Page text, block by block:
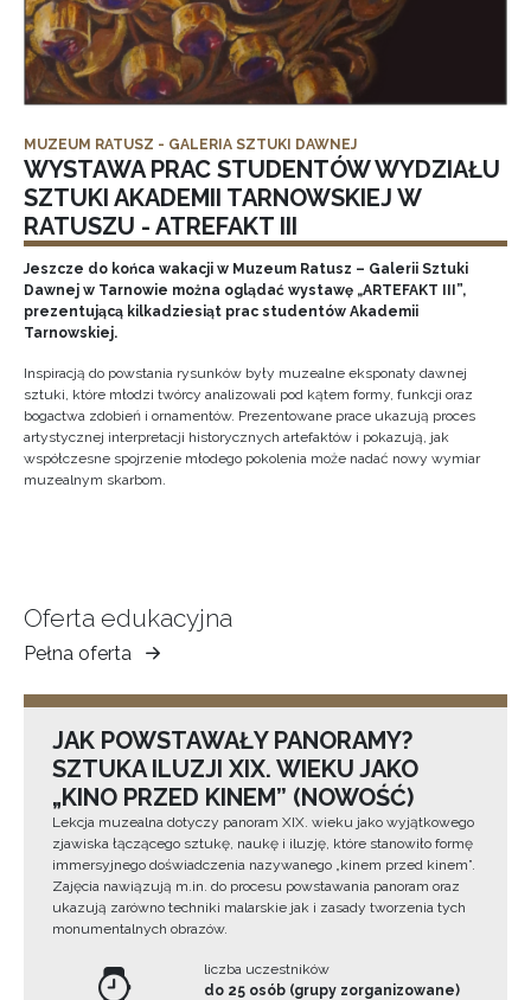
MUZEUM RATUSZ - GALERIA SZTUKI DAWNEJ
WYSTAWA PRAC STUDENTÓW WYDZIAŁU
SZTUKI AKADEMII TARNOWSKIEJ W
RATUSZU - ATREFAKT III
Jeszcze do końca wakacji w Muzeum Ratusz – Galerii Sztuki
Dawnej w Tarnowie można oglądać wystawę „ARTEFAKT III”,
prezentującą kilkadziesiąt prac studentów Akademii
Tarnowskiej.
Inspiracją do powstania rysunków były muzealne eksponaty dawnej
sztuki, które młodzi twórcy analizowali pod kątem formy, funkcji oraz
bogactwa zdobień i ornamentów. Prezentowane prace ukazują proces
artystycznej interpretacji historycznych artefaktów i pokazują, jak
współczesne spojrzenie młodego pokolenia może nadać nowy wymiar
muzealnym skarbom.
Oferta edukacyjna
Pełna oferta
Muzeum
Ziemi
JAK POWSTAWAŁY PANORAMY?
SZTUKA ILUZJI XIX. WIEKU JAKO
„KINO PRZED KINEM” (NOWOŚĆ)
Lekcja muzealna dotyczy panoram XIX. wieku jako wyjątkowego
zjawiska łączącego sztukę, naukę i iluzję, które stanowiło formę
immersyjnego doświadczenia nazywanego „kinem przed kinem”.
Zajęcia nawiązują m.in. do procesu powstawania panoram oraz
ukazują zarówno techniki malarskie jak i zasady tworzenia tych
monumentalnych obrazów.
liczba uczestników
do 25 osób (grupy zorganizowane)